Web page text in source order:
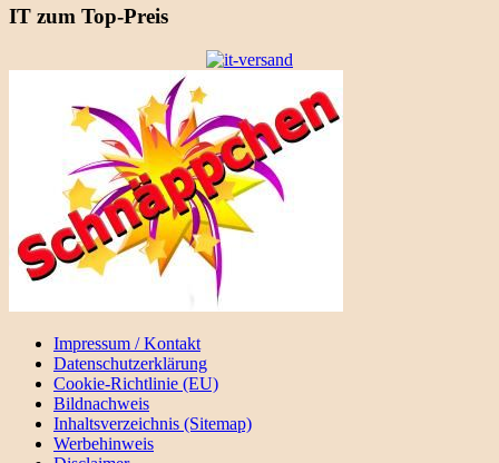
IT zum Top-Preis
Impressum / Kontakt
Datenschutzerklärung
Cookie-Richtlinie (EU)
Bildnachweis
Inhaltsverzeichnis (Sitemap)
Werbehinweis